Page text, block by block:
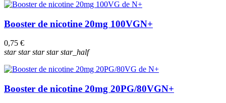
Booster de nicotine 20mg 100VGN+
0,75 €
starstarstarstarstar_half
Booster de nicotine 20mg 20PG/80VGN+